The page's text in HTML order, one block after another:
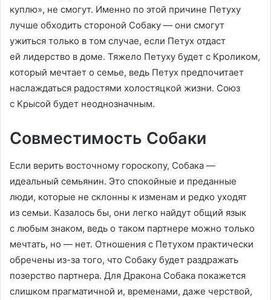
куплю», не смогут. Именно по этой причине Петуху
лучше обходить стороной Собаку — они смогут
ужиться только в том случае, если Петух отдаст
ей лидерство в доме. Тяжело Петуху будет с Кроликом,
который мечтает о семье, ведь Петух предпочитает
наслаждаться радостями холостяцкой жизни. Союз
с Крысой будет неоднозначным.
Совместимость Собаки
Если верить восточному гороскопу, Собака —
идеальный семьянин. Это спокойные и преданные
люди, которые не склонны к изменам и редко уходят
из семьи. Казалось бы, они легко найдут общий язык
с любым знаком, ведь о таком партнере можно только
мечтать, но — нет. Отношения с Петухом практически
обречены из-за того, что Собаку будет раздражать
позерство партнера. Для Дракона Собака покажется
слишком прагматичной и, временами, даже черствой,